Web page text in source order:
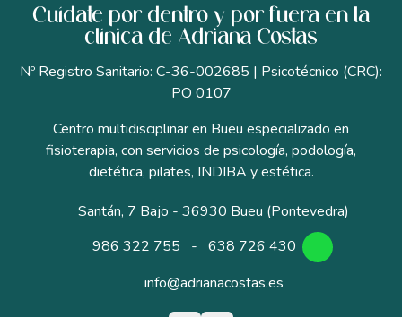
Cuídate por dentro y por fuera en la
clínica de Adriana Costas
Nº Registro Sanitario: C-36-002685 | Psicotécnico (CRC):
PO 0107
Centro multidisciplinar en Bueu especializado en
fisioterapia, con servicios de psicología, podología,
dietética, pilates, INDIBA y estética.
Santán, 7 Bajo - 36930 Bueu (Pontevedra)
986 322 755
- 638 726 430
info@adrianacostas.es